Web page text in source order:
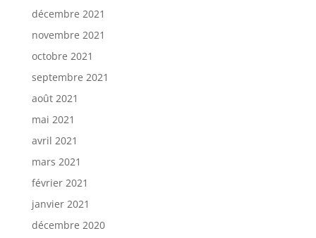
décembre 2021
novembre 2021
octobre 2021
septembre 2021
août 2021
mai 2021
avril 2021
mars 2021
février 2021
janvier 2021
décembre 2020